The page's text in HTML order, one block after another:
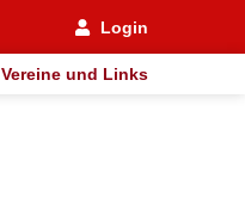
Login
Vereine und Links